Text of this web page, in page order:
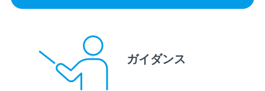
ガイダンス